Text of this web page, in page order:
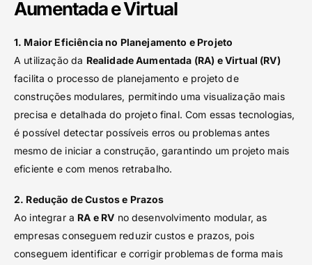
Aumentada e Virtual
1. Maior Eficiência no Planejamento e Projeto
A utilização da Realidade Aumentada (RA) e Virtual (RV)
facilita o processo de planejamento e projeto de
construções modulares, permitindo uma visualização mais
precisa e detalhada do projeto final. Com essas tecnologias,
é possível detectar possíveis erros ou problemas antes
mesmo de iniciar a construção, garantindo um projeto mais
eficiente e com menos retrabalho.
2. Redução de Custos e Prazos
Ao integrar a RA e RV no desenvolvimento modular, as
empresas conseguem reduzir custos e prazos, pois
conseguem identificar e corrigir problemas de forma mais